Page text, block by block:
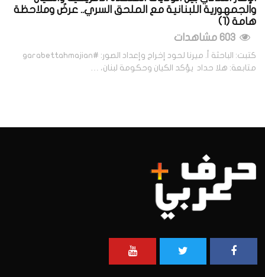
والجمهورية اللبنانية مع الملحق السري.. عرضٌ وملاحظة
هامة (1)
كتبت: الباحثة أ. ميرنا لحود إخراج وإعداد الصور: #garabettahmajian
متابعة: هلا حداد يؤكد الكيان وحكومة لبنان، …